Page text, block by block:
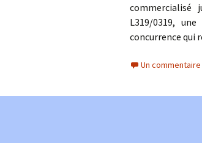
commercialisé
L319/0319,
concurrence qui
Un